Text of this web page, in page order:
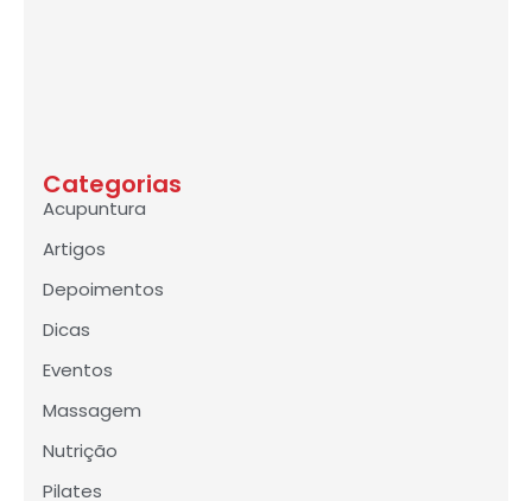
Categorias
Acupuntura
Artigos
Depoimentos
Dicas
Eventos
Massagem
Nutrição
Pilates